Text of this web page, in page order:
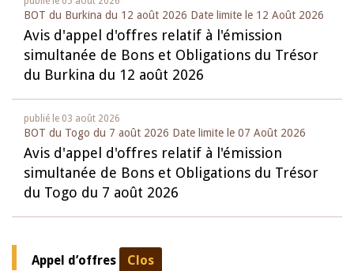
BOT du Burkina du 12 août 2026 Date limite le 12 Août 2026
Avis d'appel d'offres relatif à l'émission
simultanée de Bons et Obligations du Trésor
du Burkina du 12 août 2026
publié le 03 août 2026
BOT du Togo du 7 août 2026 Date limite le 07 Août 2026
Avis d'appel d'offres relatif à l'émission
simultanée de Bons et Obligations du Trésor
du Togo du 7 août 2026
Appel d’offres Clos